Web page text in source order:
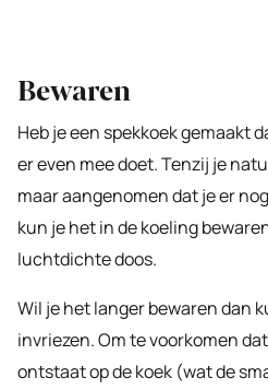
Bewaren
Heb je een spekkoek gemaakt
er even mee doet. Tenzij je
maar aangenomen dat je er
kun je het in de koeling
luchtdichte doos.
Wil je het langer bewaren dan
invriezen. Om te voorkomen
ontstaat op de koek (wat de